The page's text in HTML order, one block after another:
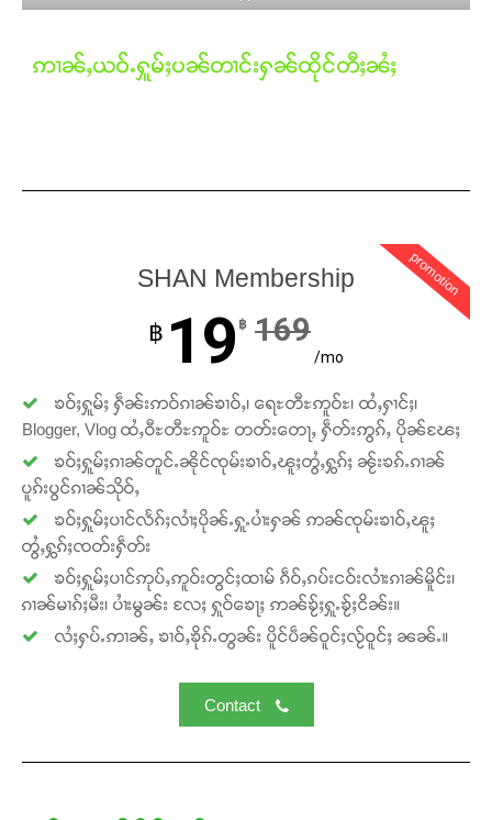
Support SHAN
ဢၢၼ်ႇယဝ်ႉႁူမ်ႈပၼ်တၢင်းႁၼ်ထိုင်တီႈၼႆႈ
promotion
SHAN Membership
฿ 19 ฿ 169
/mo
ၶဝ်ႈႁူမ်ႈ ႁဵၼ်းဢဝ်ၵၢၼ်ၶၢဝ်ႇ၊ ရေႊတီႊဢူဝ်ႊ၊ ထႆႇႁၢင်ႈ၊
Blogger, Vlog ထႆႇဝီႊတီႊဢူဝ်ႊ တတ်းတေႃႇ ႁဵတ်းဢွၵ်ႇ ပိုၼ်ၽႄႈ
ၶဝ်ႈႁူမ်ႈၵၢၼ်တူင်ႉၼိုင်ၸုမ်းၶၢဝ်ႇၽူႈတွႆႇႁွၵ်ႈ ၼႂ်းၶၵ်ႉၵၢၼ်
ပူၵ်းပွင်ၵၢၼ်သိုဝ်ႇ
ၶဝ်ႈႁူမ်ႈပၢင်လႅၵ်ႈလၢႆႈပိုၼ်ႉႁူႉပၢႆးႁၼ် ဢၼ်ၸုမ်းၶၢဝ်ႇၽူႈ
တွႆႇႁွၵ်ႈၸတ်းႁဵတ်း
ၶဝ်ႈႁူမ်ႈပၢင်ဢုပ်ႇဢူဝ်းတွင်ႈထၢမ် ၵဵဝ်ႇၵပ်းငဝ်းလၢႆးၵၢၼ်မိူင်း၊
ၵၢၼ်မၢၵ်ႈမီး၊ ပၢႆးမွၼ်း လႄႈ ႁူဝ်ၶေႃႈ ဢၼ်ၶႂ်ႈႁူႉၶႂ်ႈငိၼ်း။
လႆႈႁပ်ႉဢၢၼ်ႇ ၶၢဝ်ႇၶိုၵ်ႉတွၼ်း ပိူင်ပဵၼ်ဝူင်ႈလႂ်ဝူင်ႈ ၼၼ်ႉ။
Contact